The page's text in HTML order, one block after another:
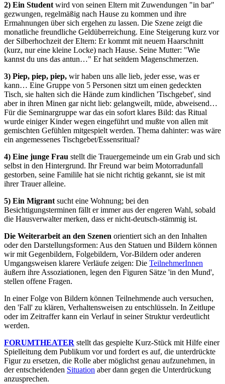
2) Ein Student wird von seinen Eltern mit Zuwendungen "in bar"
gezwungen, regelmäßig nach Hause zu kommen und ihre
Ermahnungen über sich ergehen zu lassen. Die Szene zeigt die
monatliche freundliche Geldüberreichung. Eine Steigerung kurz vor
der Silberhochzeit der Eltern: Er kommt mit neuem Haarschnitt
(kurz, nur eine kleine Locke) nach Hause. Seine Mutter: "Wie
kannst du uns das antun…" Er hat seitdem Magenschmerzen.
3) Piep, piep, piep, wir haben uns alle lieb, jeder esse, was er
kann… Eine Gruppe von 5 Personen sitzt um einen gedeckten
Tisch, sie halten sich die Hände zum kindlichen 'Tischgebet', sind
aber in ihren Minen gar nicht lieb: gelangweilt, müde, abweisend…
Für die Seminargruppe war das ein sofort klares Bild: das Ritual
wurde einiger Kinder wegen eingeführt und mußte von allen mit
gemischten Gefühlen mitgespielt werden. Thema dahinter: was wäre
ein angemessenes Tischgebet/Essensritual?
4) Eine junge Frau stellt die Trauergemeinde um ein Grab und sich
selbst in den Hintergrund. Ihr Freund war beim Motorradunfall
gestorben, seine Familile hat sie nicht richtig gekannt, sie ist mit
ihrer Trauer alleine.
5) Ein Migrant sucht eine Wohnung; bei den
Besichtigungsterminen fällt er immer aus der engeren Wahl, sobald
die Hausverwalter merken, dass er nicht-deutsch-stämmig ist.
Die Weiterarbeit an den Szenen orientiert sich an den Inhalten
oder den Darstellungsformen: Aus den Statuen und Bildern können
wir mit Gegenbildern, Folgebildern, Vor-Bildern oder anderen
Umgangsweisen klarere Verläufe zeigen: Die TeilnehmerInnen
äußern ihre Assoziationen, legen den Figuren Sätze 'in den Mund',
stellen offene Fragen.
In einer Folge von Bildern können Teilnehmende auch versuchen,
den 'Fall' zu klären, Verhaltensweisen zu entschlüsseln. In Zeitlupe
oder im Zeitraffer kann ein Verlauf in seiner Struktur verdeutlicht
werden.
FORUMTHEATER stellt das gespielte Kurz-Stück mit Hilfe einer
Spielleitung dem Publikum vor und fordert es auf, die unterdrückte
Figur zu ersetzen, die Rolle aber möglichst genau aufzunehmen, in
der entscheidenden Situation aber dann gegen die Unterdrückung
anzusprechen.